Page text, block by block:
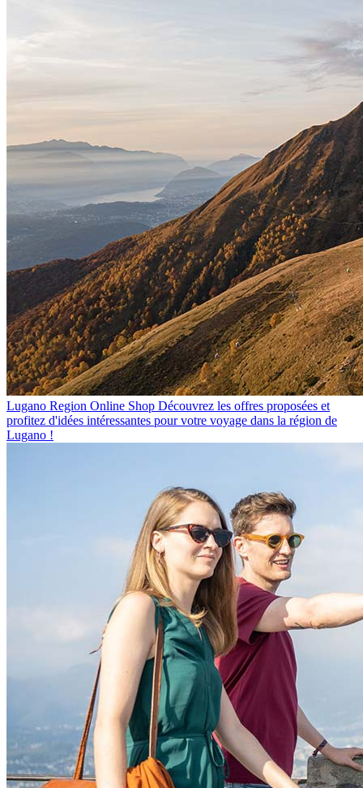
Lugano Region Online Shop Découvrez les offres proposées et
profitez d'idées intéressantes pour votre voyage dans la région de
Lugano !